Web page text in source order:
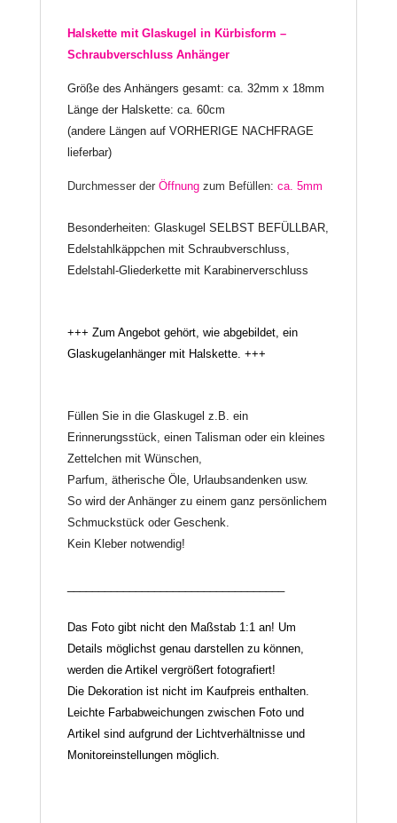
Halskette mit Glaskugel in Kürbisform –
Schraubverschluss Anhänger
Größe des Anhängers gesamt: ca. 32mm x 18mm
Länge der Halskette: ca. 60cm
(andere Längen auf VORHERIGE NACHFRAGE
lieferbar)
Durchmesser der Öffnung zum Befüllen: ca. 5mm
Besonderheiten: Glaskugel SELBST BEFÜLLBAR,
Edelstahlkäppchen mit Schraubverschluss,
Edelstahl-Gliederkette mit Karabinerverschluss
+++ Zum Angebot gehört, wie abgebildet, ein
Glaskugelanhänger mit Halskette. +++
Füllen Sie in die Glaskugel z.B. ein
Erinnerungsstück, einen Talisman oder ein kleines
Zettelchen mit Wünschen,
Parfum, ätherische Öle, Urlaubsandenken usw.
So wird der Anhänger zu einem ganz persönlichem
Schmuckstück oder Geschenk.
Kein Kleber notwendig!
Das Foto gibt nicht den Maßstab 1:1 an! Um
Details möglichst genau darstellen zu können,
werden die Artikel vergrößert fotografiert!
Die Dekoration ist nicht im Kaufpreis enthalten.
Leichte Farbabweichungen zwischen Foto und
Artikel sind aufgrund der Lichtverhältnisse und
Monitoreinstellungen möglich.